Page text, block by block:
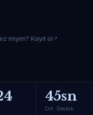
miyim? Kayıt ol
45sn
Ort. Destek